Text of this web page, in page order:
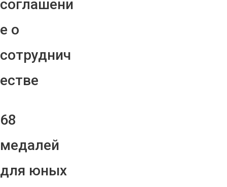
соглашени
е о
сотруднич
естве
68
медалей
для юных